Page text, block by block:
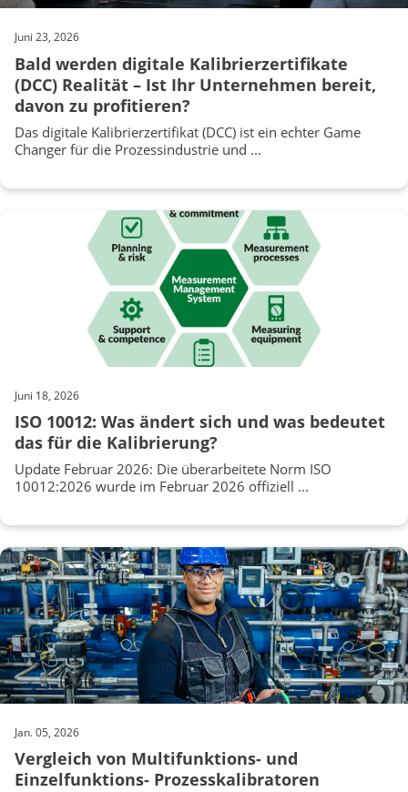
Juni 23, 2026
Bald werden digitale Kalibrierzertifikate
(DCC) Realität – Ist Ihr Unternehmen bereit,
davon zu profitieren?
Das digitale Kalibrierzertifikat (DCC) ist ein echter Game
Changer für die Prozessindustrie und ...
Juni 18, 2026
ISO 10012: Was ändert sich und was bedeutet
das für die Kalibrierung?
Update Februar 2026: Die überarbeitete Norm ISO
10012:2026 wurde im Februar 2026 offiziell ...
Jan. 05, 2026
Vergleich von Multifunktions- und
Einzelfunktions- Prozesskalibratoren